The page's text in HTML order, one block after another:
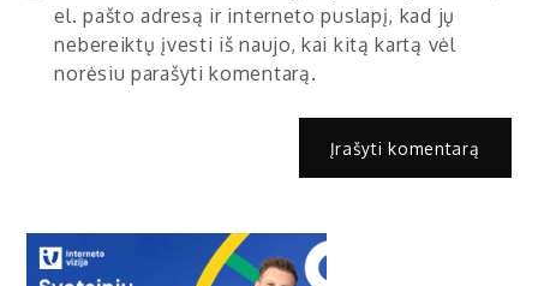
el. pašto adresą ir interneto puslapį, kad jų
nebereiktų įvesti iš naujo, kai kitą kartą vėl
norėsiu parašyti komentarą.